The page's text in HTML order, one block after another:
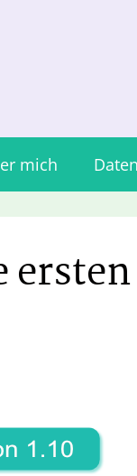
mich